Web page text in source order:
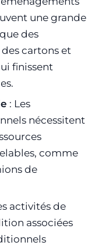
une grande
des
cartons et
finissent
: Les
nécessitent
comme
de
activités de
associées